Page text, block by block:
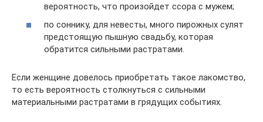
вероятность, что произойдет ссора с мужем;
по соннику, для невесты, много пирожных сулят
предстоящую пышную свадьбу, которая
обратится сильными растратами.
Если женщине довелось приобретать такое лакомство,
то есть вероятность столкнуться с сильными
материальными растратами в грядущих событиях.